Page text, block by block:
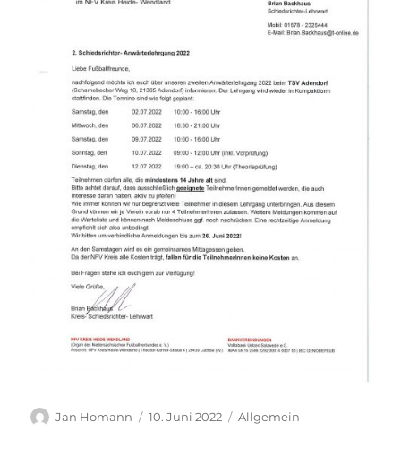
Autor
Jan Homann
Veröffentlicht
10. Juni 2022 Kategorien
Allgemein